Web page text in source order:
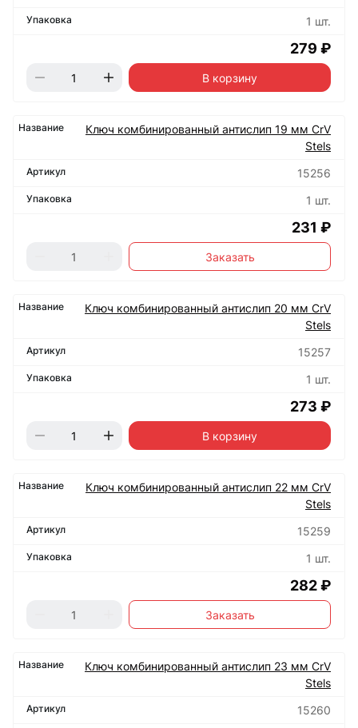
1 шт.
279 ₽
В корзину
Ключ комбинированный антислип 19 мм CrV
Stels
15256
1 шт.
231 ₽
Заказать
Ключ комбинированный антислип 20 мм CrV
Stels
15257
1 шт.
273 ₽
В корзину
Ключ комбинированный антислип 22 мм CrV
Stels
15259
1 шт.
282 ₽
Заказать
Ключ комбинированный антислип 23 мм CrV
Stels
15260